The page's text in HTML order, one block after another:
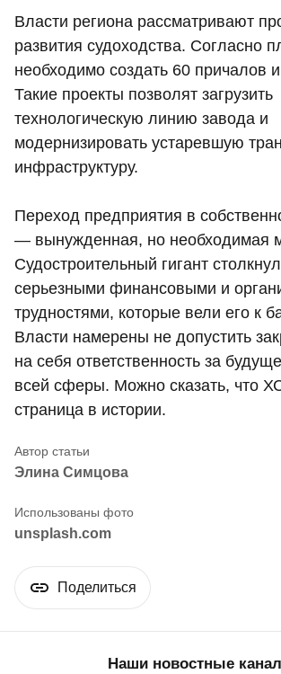
Власти региона рассматривают
развития судоходства. Согласно
необходимо создать 60 причалов
Такие проекты позволят загрузить
технологическую линию завода и
модернизировать устаревшую
инфраструктуру.
Переход предприятия в
— вынужденная, но необходимая
Судостроительный гигант
серьезными финансовыми и
трудностями, которые вели его к
Власти намерены не допустить
на себя ответственность за
всей сферы. Можно сказать, что
страница в истории.
Элина Симцова
unsplash.com
Поделиться
Наши новостные